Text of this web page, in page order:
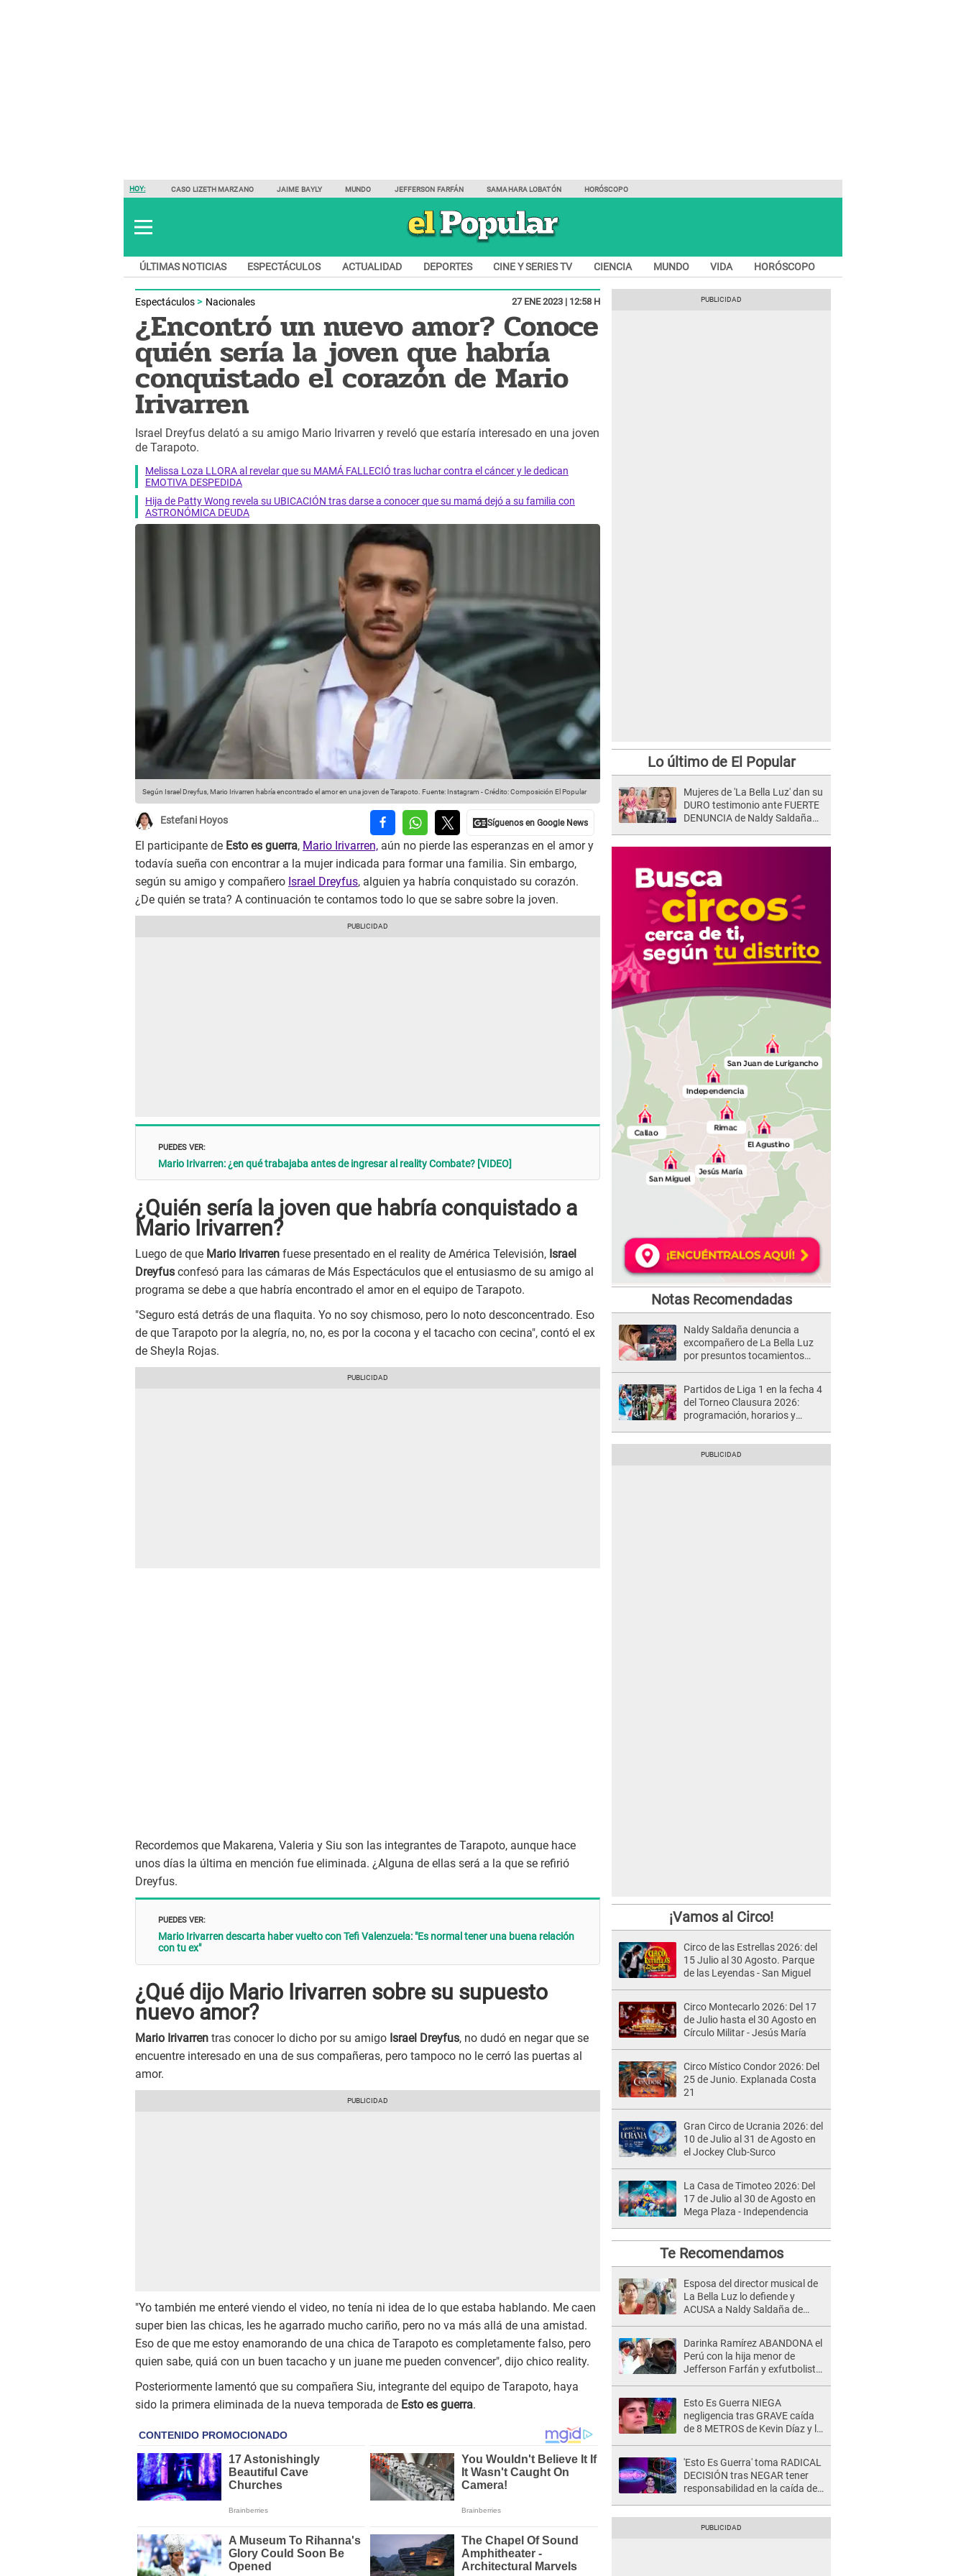
HOY: CASO LIZETH MARZANO JAIME BAYLY MUNDO JEFFERSON FARFÁN SAMAHARA LOBATÓN HORÓSCOPO
ÚLTIMAS NOTICIAS ESPECTÁCULOS ACTUALIDAD DEPORTES CINE Y SERIES TV CIENCIA MUNDO VIDA HORÓSCOPO
Espectáculos Nacionales 27 ENE 2023 | 12:58 H
¿Encontró un nuevo amor? Conoce
quién sería la joven que habría
conquistado el corazón de Mario
Irivarren
Israel Dreyfus delató a su amigo Mario Irivarren y reveló que estaría interesado en una joven
de Tarapoto.
Melissa Loza LLORA al revelar que su MAMÁ FALLECIÓ tras luchar contra el cáncer y le dedican
EMOTIVA DESPEDIDA
Hija de Patty Wong revela su UBICACIÓN tras darse a conocer que su mamá dejó a su familia con
ASTRONÓMICA DEUDA
Según Israel Dreyfus, Mario Irivarren habría encontrado el amor en una joven de Tarapoto. Fuente: Instagram -Crédito: Composición El Popular
Estefani Hoyos
El participante de Esto es guerra, Mario Irivarren, aún no pierde las esperanzas en el amor y
todavía sueña con encontrar a la mujer indicada para formar una familia. Sin embargo,
según su amigo y compañero Israel Dreyfus, alguien ya habría conquistado su corazón.
¿De quién se trata? A continuación te contamos todo lo que se sabre sobre la joven.
PUEDES VER:
Mario Irivarren: ¿en qué trabajaba antes de ingresar al reality Combate? [VIDEO]
¿Quién sería la joven que habría conquistado a
Mario Irivarren?
Luego de que Mario Irivarren fuese presentado en el reality de América Televisión, Israel
Dreyfus confesó para las cámaras de Más Espectáculos que el entusiasmo de su amigo al
programa se debe a que habría encontrado el amor en el equipo de Tarapoto.
"Seguro está detrás de una flaquita. Yo no soy chismoso, pero lo noto desconcentrado. Eso
de que Tarapoto por la alegría, no, no, es por la cocona y el tacacho con cecina", contó el ex
de Sheyla Rojas.
Recordemos que Makarena, Valeria y Siu son las integrantes de Tarapoto, aunque hace
unos días la última en mención fue eliminada. ¿Alguna de ellas será a la que se refirió
Dreyfus.
PUEDES VER:
Mario Irivarren descarta haber vuelto con Tefi Valenzuela: "Es normal tener una buena relación
con tu ex"
¿Qué dijo Mario Irivarren sobre su supuesto
nuevo amor?
Mario Irivarren tras conocer lo dicho por su amigo Israel Dreyfus, no dudó en negar que se
encuentre interesado en una de sus compañeras, pero tampoco no le cerró las puertas al
amor.
"Yo también me enteré viendo el video, no tenía ni idea de lo que estaba hablando. Me caen
super bien las chicas, les he agarrado mucho cariño, pero no va más allá de una amistad.
Eso de que me estoy enamorando de una chica de Tarapoto es completamente falso, pero
quien sabe, quiá con un buen tacacho y un juane me pueden convencer", dijo chico reality.
Posteriormente lamentó que su compañera Siu, integrante del equipo de Tarapoto, haya
sido la primera eliminada de la nueva temporada de Esto es guerra.
Lo último de El Popular
Mujeres de 'La Bella Luz' dan su
DURO testimonio ante FUERTE
DENUNCIA de Naldy Saldaña
Notas Recomendadas
Naldy Saldaña denuncia a
excompañero de La Bella Luz
por presuntos tocamientos
Partidos de Liga 1 en la fecha 4
del Torneo Clausura 2026:
programación, horarios y
¡Vamos al Circo!
Circo de las Estrellas 2026: del
15 Julio al 30 Agosto. Parque
de las Leyendas - San Miguel
Circo Montecarlo 2026: Del 17
de Julio hasta el 30 Agosto en
Círculo Militar - Jesús María
Circo Místico Condor 2026: Del
25 de Junio. Explanada Costa
21
Gran Circo de Ucrania 2026: del
10 de Julio al 31 de Agosto en
el Jockey Club-Surco
La Casa de Timoteo 2026: Del
17 de Julio al 30 de Agosto en
Mega Plaza - Independencia
Te Recomendamos
Esposa del director musical de
La Bella Luz lo defiende y
ACUSA a Naldy Saldaña de
Darinka Ramírez ABANDONA el
Perú con la hija menor de
Jefferson Farfán y exfutbolista
Esto Es Guerra NIEGA
negligencia tras GRAVE caída
de 8 METROS de Kevin Díaz y lo
'Esto Es Guerra' toma RADICAL
DECISIÓN tras NEGAR tener
responsabilidad en la caída de